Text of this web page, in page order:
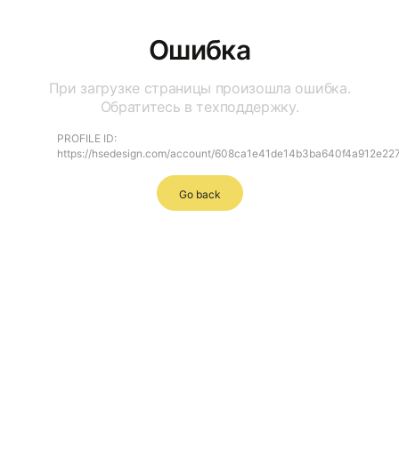
Ошибка
При загрузке страницы произошла ошибка.
Обратитесь в техподдержку.
PROFILE ID:
https://hsedesign.com/account/
Go back